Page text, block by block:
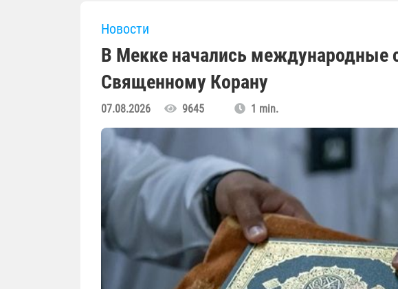
Новости
В Мекке начались международные
Священному Корану
07.08.2026 9645 1 min.